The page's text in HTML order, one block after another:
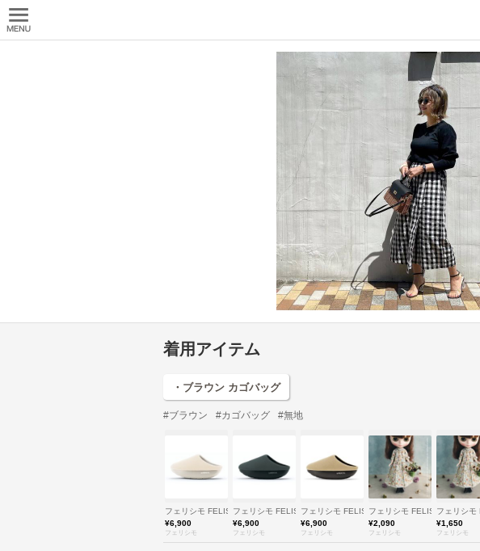
着用アイテム
・ブラウン カゴバッグ
#ブラウン #カゴバッグ #無地
フェリシモ FELISSIMO
¥6,900
フェリシモ
フェリシモ FELISSIMO
¥6,900
フェリシモ
フェリシモ FELISSIMO
¥6,900
フェリシモ
フェリシモ FELISSIMO
¥2,090
フェリシモ
フェリシモ
¥1,650
フェリシモ